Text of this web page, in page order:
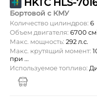
Бортовой с КМУ
Количество цилиндров: 6
Объем двигателя: 6700
Макс. мощность: 292 л.с.
Макс. крутящий момент:
при ...
Используемое топливо: